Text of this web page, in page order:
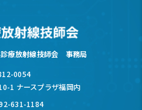
療放射線技師会 事務局
0054
1 ナースプラザ福岡内
631-1184